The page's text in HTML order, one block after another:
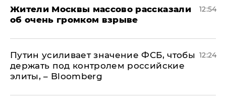
Жители Москвы массово рассказали
об очень громком взрыве
12:54
Путин усиливает значение ФСБ, чтобы
держать под контролем российские
элиты, – Bloomberg
12:24